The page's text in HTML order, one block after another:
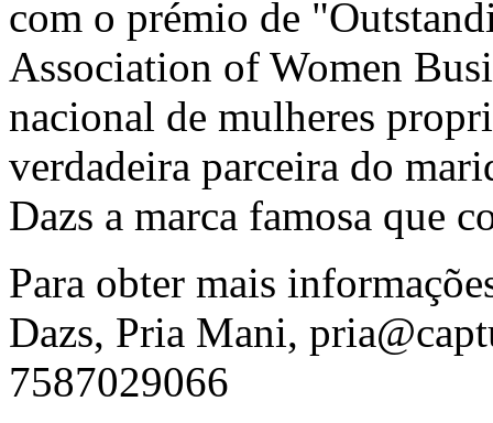
com o prémio de
Association of Women
nacional de mulheres
verdadeira parceira do
Dazs a marca famosa que
Para obter mais
Dazs, Pria Mani,
7587029066